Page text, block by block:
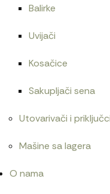
Balirke
Uvijači
Kosačice
Sakupljači sena
Utovarivači i priključci
Mašine sa lagera
O nama